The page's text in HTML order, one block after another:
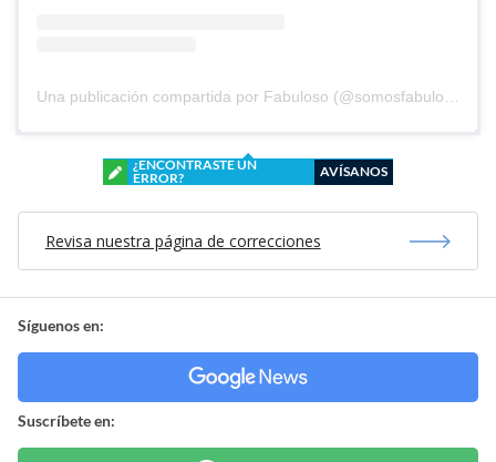
Una publicación compartida por Fabuloso (@somosfabuloso)
¿ENCONTRASTE UN
ERROR?
AVÍSANOS
Revisa nuestra página de correcciones
Síguenos en:
Suscríbete en: